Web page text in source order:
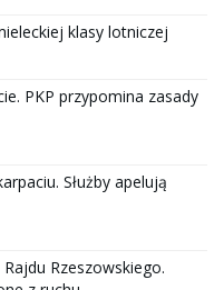
klasy lotniczej
PKP przypomina zasady
Służby apelują
Rzeszowskiego.